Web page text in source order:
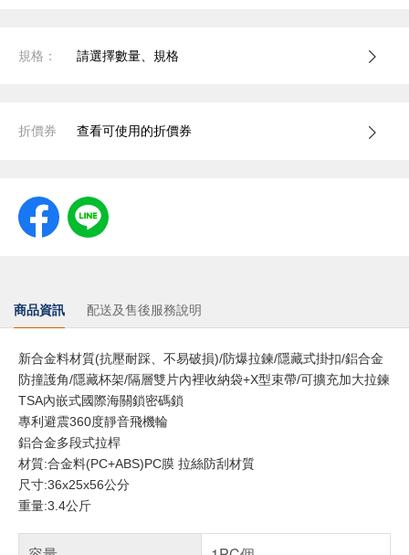
規格： 請選擇數量、規格
折價券 查看可使用的折價券
商品資訊 配送及售後服務說明
新合金料材質(抗壓耐踩、不易破損)/防爆拉鍊/隱藏式掛扣/鋁合金
防撞護角/隱藏杯架/隔層雙片內裡收納袋+X型束帶/可擴充加大拉鍊
TSA內嵌式國際海關鎖密碼鎖
專利避震360度靜音飛機輪
鋁合金多段式拉桿
材質:合金料(PC+ABS)PC膜 拉絲防刮材質
尺寸:36x25x56公分
重量:3.4公斤